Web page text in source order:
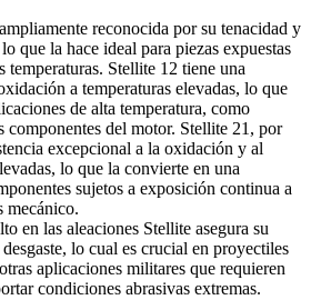
reconocida por su tenacidad y
que la hace ideal para piezas expuestas
temperaturas. Stellite 12 tiene una
a temperaturas elevadas, lo que
de alta temperatura, como
componentes del motor. Stellite 21 , por
excepcional a la oxidación y al
lo que la convierte en una
sujetos a exposición continua a
mecánico.
en las aleaciones Stellite asegura su
lo cual es crucial en proyectiles
aplicaciones militares que requieren
condiciones abrasivas extremas.